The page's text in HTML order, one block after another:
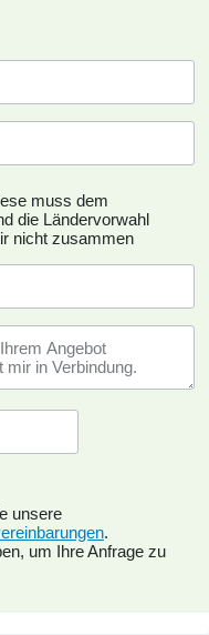
muss dem
die Ländervorwahl
nicht zusammen
unsere
.
um Ihre Anfrage zu